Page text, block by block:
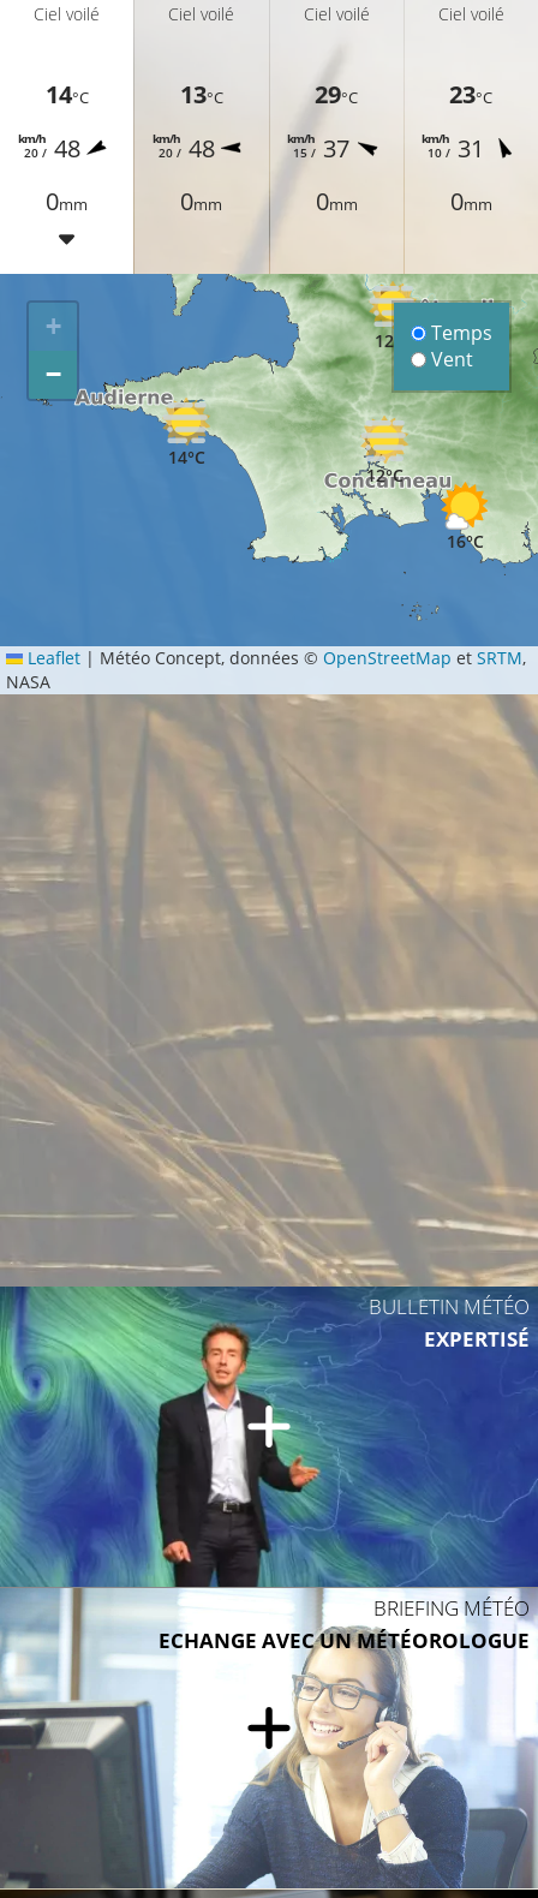
Ciel voilé
14°C
20 /
km/h 48
0mm
Ciel voilé
13°C
20 /
km/h 48
0mm
Ciel voilé
29°C
15 /
km/h 37
0mm
Ciel voilé
23°C
10 /
km/h 31
0mm
14°C
15°C
12°C
16°C
12°C
+
−
Temps
Vent
Leaflet | Météo Concept, données ©OpenStreetMap etSRTM,
NASA
BULLETIN MÉTÉO
EXPERTISÉ
BRIEFING MÉTÉO
ECHANGE AVEC UN MÉTÉOROLOGUE